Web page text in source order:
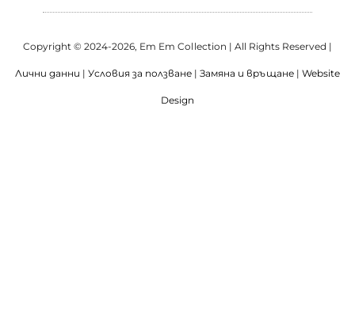
Copyright © 2024-2026, Em Em Collection | All Rights Reserved |
Лични данни |Условия за ползване |Замяна и връщане| Website
Design